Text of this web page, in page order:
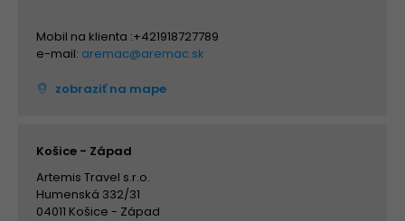
Mobil na klienta :+421918727789
e-mail: aremac@aremac.sk
zobraziť na mape
Košice - Západ
Artemis Travel s.r.o.
Humenská 332/31
04011 Košice - Západ